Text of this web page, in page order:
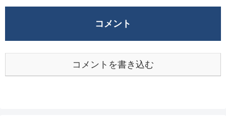
コメント
コメントを書き込む